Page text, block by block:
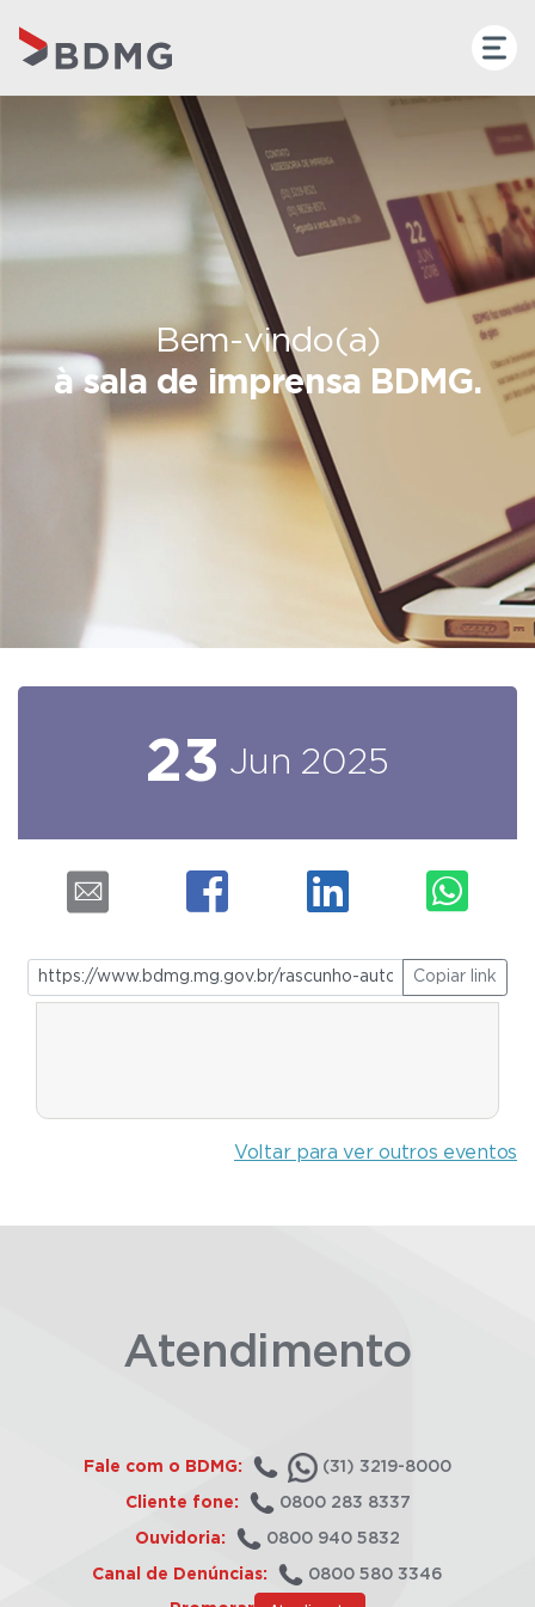
Bem-vindo(a)
à sala de imprensa BDMG.
23 Jun 2025
Copiar link
Voltar para ver outros eventos
Atendimento
Fale com o BDMG: (31) 3219-8000
Cliente fone: 0800 283 8337
Ouvidoria: 0800 940 5832
Canal de Denúncias: 0800 580 3346